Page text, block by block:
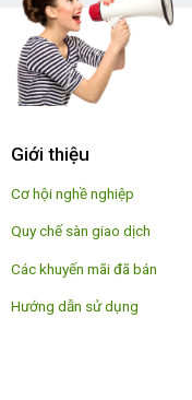
Giới thiệu
Cơ hội nghề nghiệp
Quy chế sàn giao dịch
Các khuyến mãi đã bán
Hướng dẫn sử dụng